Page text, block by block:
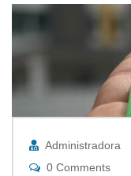
Administradora
0 Comments